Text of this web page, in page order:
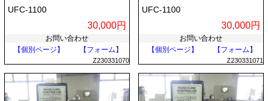
UFC-1100
30,000円
お問い合わせ
【個別ページ】
【フォーム】
Z230331070
UFC-1100
30,000円
お問い合わせ
【個別ページ】
【フォーム】
Z230331071